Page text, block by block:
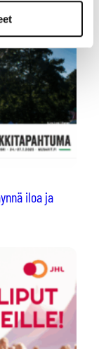
iloa ja